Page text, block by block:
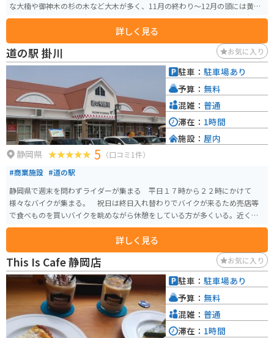
な大楠や御神木の杉の木など大木が多く、11月の終わり〜12月の頭には黄色
く色付いた銀杏の葉が本殿の前に絨毯のように拡がりとても綺麗です。 本宮
にもお参りする場合、徒歩で歩道橋を渡って272段の石段を登ります。こちら
にも行く場合は滞在時間を30〜40分ほど長く見た方が良いでしょう。 また、
本殿の裏手には川のそばに龍神様を祀るお社もあります。こちらに行くには
一旦南側の鳥居から境内を出て、東側から茶畑の中などを通っていきます。
川は清流ではありませんが、落ち着いた雰囲気です。道の駅掛川や粟ヶ岳な
どと合わせて行くのもオススメです。
詳しく見る
道の駅 掛川 お気に入り
静岡県 5 （口コミ1件）
#商業施設 #道の駅
静岡県で週末を問わずライダーが集まる 平日１７時から２２時にかけて
様々なバイクが集まる。 祝日は終日入れ替わりでバイクが来るため売店等
で食べものを買いバイクを眺めながら休憩をしている方が多くいる。近くに
栗ヶ岳（茶 山）があり大きな山ではないが峠を走るライダーもいる。※道
の駅掛川は、全国でも5本の指に入るお茶の名産地である、静岡県掛川市に位
置する道の駅です。 地元産の農作物はもちろん、本場のお茶やそばを供する
専門ショップなど、掛川ならではのグルメを楽しむことができます。 ・軽自
動車4台、小型車222台、大型車70台、特大車5台、身体障がい者用6台 ※駐
車料金無料。 24時間利用可能。 道の駅掛川の名物とろろ汁 ホームページに
記載
詳しく見る
駐車： 駐車場あり
予算： 無料
混雑： 普通
滞在： 1時間
施設： 屋内
This Is Cafe 静岡店 お気に入り
駐車： 駐車場あり
予算： 無料
混雑： 普通
滞在： 1時間